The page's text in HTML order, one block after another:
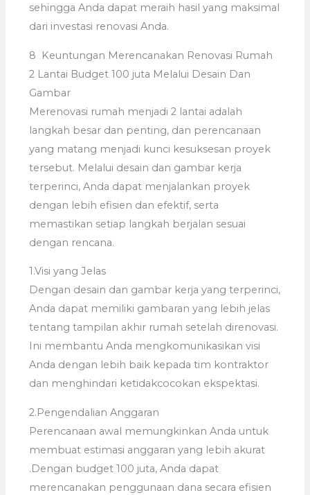
sehingga Anda dapat meraih hasil yang maksimal
dari investasi renovasi Anda.
8 Keuntungan Merencanakan Renovasi Rumah
2 Lantai Budget 100 juta Melalui Desain Dan
Gambar
Merenovasi rumah menjadi 2 lantai adalah
langkah besar dan penting, dan perencanaan
yang matang menjadi kunci kesuksesan proyek
tersebut. Melalui desain dan gambar kerja
terperinci, Anda dapat menjalankan proyek
dengan lebih efisien dan efektif, serta
memastikan setiap langkah berjalan sesuai
dengan rencana.
1.Visi yang Jelas
Dengan desain dan gambar kerja yang terperinci,
Anda dapat memiliki gambaran yang lebih jelas
tentang tampilan akhir rumah setelah direnovasi.
Ini membantu Anda mengkomunikasikan visi
Anda dengan lebih baik kepada tim kontraktor
dan menghindari ketidakcocokan ekspektasi.
2.Pengendalian Anggaran
Perencanaan awal memungkinkan Anda untuk
membuat estimasi anggaran yang lebih akurat
.Dengan budget 100 juta, Anda dapat
merencanakan penggunaan dana secara efisien